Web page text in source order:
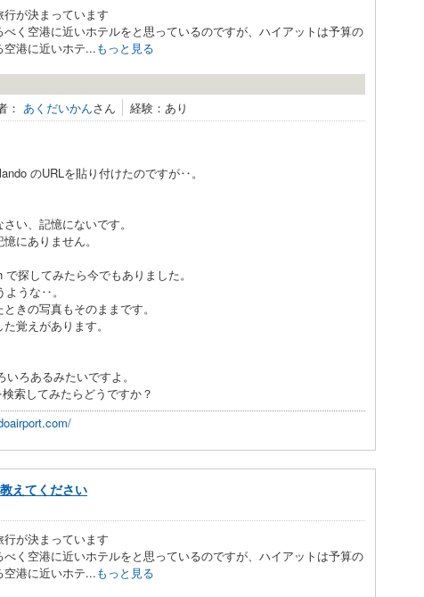
が決まっています
く空港に近いホテルをと思っているのですが、ハイアットは予算の
港に近いホテ...もっと見る
： あくだいかんさん
経験：あり
のURLを貼り付けたのですが‥。
い、記憶にないです。
にありません。
探してみたら今でもありました。
ような‥。
きの写真もそのままです。
覚えがあります。
ろあるみたいですよ。
索してみたらどうですか？
えてください
が決まっています
く空港に近いホテルをと思っているのですが、ハイアットは予算の
港に近いホテ...もっと見る